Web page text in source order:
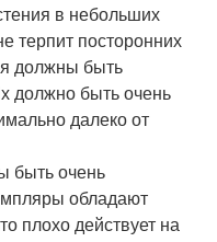
в небольших
терпит посторонних
должны быть
должно быть очень
далеко от
быть очень
обладают
плохо действует на